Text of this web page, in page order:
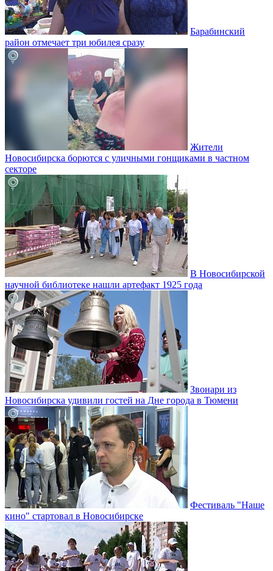
Барабинский
район отмечает три юбилея сразу
Жители
Новосибирска борются с уличными гонщиками в частном
секторе
В Новосибирской
научной библиотеке нашли артефакт 1925 года
Звонари из
Новосибирска удивили гостей на Дне города в Тюмени
Фестиваль "Наше
кино" стартовал в Новосибирске